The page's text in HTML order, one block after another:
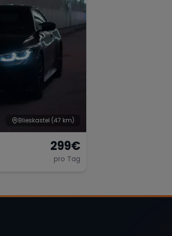
Blieskastel (47 km)
299€
pro Tag